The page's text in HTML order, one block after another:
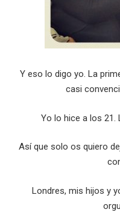
Y eso lo digo yo. La
casi
Yo lo hice a los 21.
Así que solo os quiero
Londres, mis hijos y